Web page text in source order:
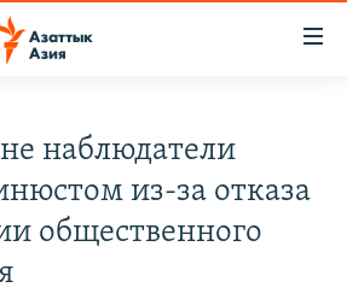
наблюдатели
из-за отказа
общественного